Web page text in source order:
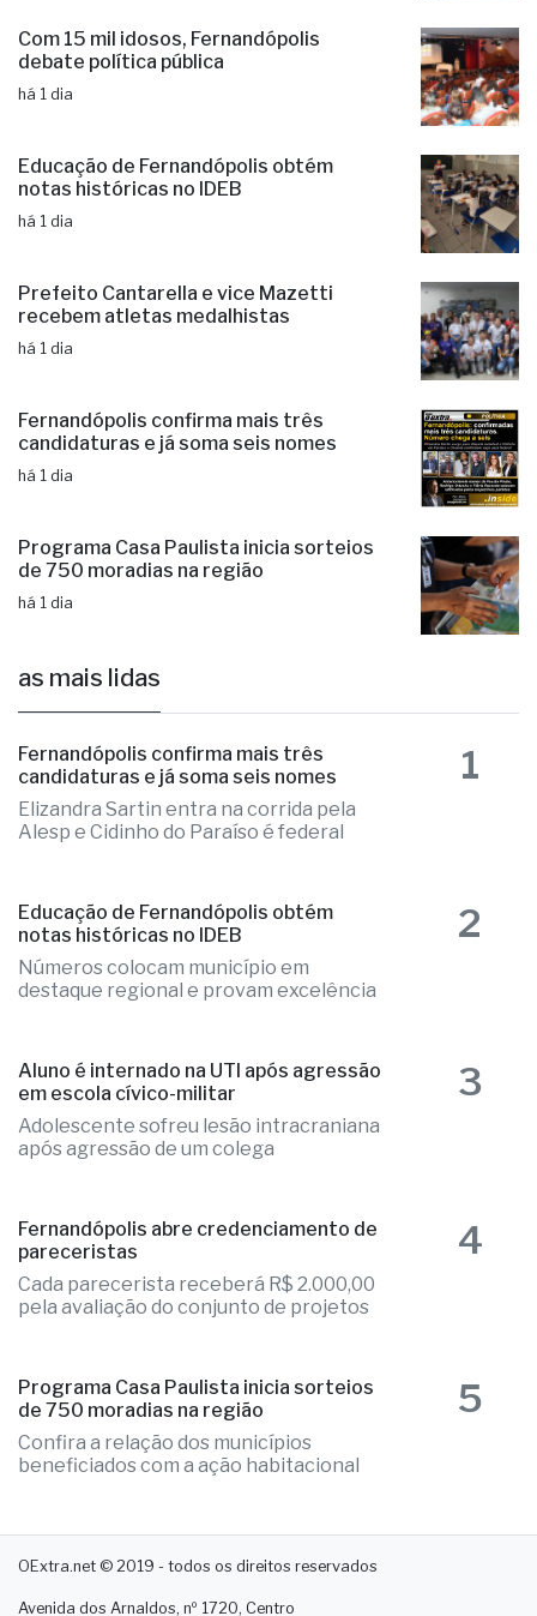
Com 15 mil idosos, Fernandópolis
debate política pública
há 1 dia
Educação de Fernandópolis obtém
notas históricas no IDEB
há 1 dia
Prefeito Cantarella e vice Mazetti
recebem atletas medalhistas
há 1 dia
Fernandópolis confirma mais três
candidaturas e já soma seis nomes
há 1 dia
Programa Casa Paulista inicia sorteios
de 750 moradias na região
há 1 dia
as mais lidas
Fernandópolis confirma mais três
candidaturas e já soma seis nomes
Elizandra Sartin entra na corrida pela
Alesp e Cidinho do Paraíso é federal
1
Educação de Fernandópolis obtém
notas históricas no IDEB
Números colocam município em
destaque regional e provam excelência
2
Aluno é internado na UTI após agressão
em escola cívico-militar
Adolescente sofreu lesão intracraniana
após agressão de um colega
3
Fernandópolis abre credenciamento de
pareceristas
Cada parecerista receberá R$ 2.000,00
pela avaliação do conjunto de projetos
4
Programa Casa Paulista inicia sorteios
de 750 moradias na região
Confira a relação dos municípios
beneficiados com a ação habitacional
5
OExtra.net © 2019 - todos os direitos reservados
Avenida dos Arnaldos, nº 1720, Centro